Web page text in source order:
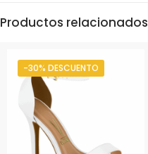
Productos relacionados
-30% DESCUENTO